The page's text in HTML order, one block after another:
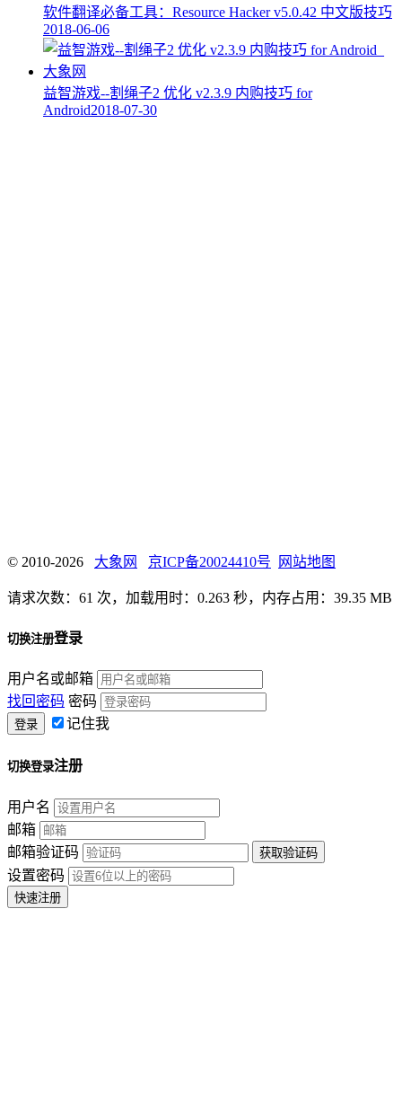
软件翻译必备工具：Resource Hacker v5.0.42 中文版技巧
2018-06-06
益智游戏--割绳子2 优化 v2.3.9 内购技巧 for
Android2018-07-30
© 2010-2026 大象网 京ICP备20024410号 网站地图
请求次数：61 次，加载用时：0.263 秒，内存占用：39.35 MB
切换注册登录
用户名或邮箱
找回密码 密码
记住我
切换登录注册
用户名
邮箱
邮箱验证码
设置密码